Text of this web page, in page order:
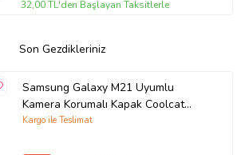
32,00 TL'den Başlayan Taksitlerle
Son Gezdikleriniz
Samsung Galaxy M21 Uyumlu
Kamera Korumalı Kapak Coolcat
Kargo ile Teslimat